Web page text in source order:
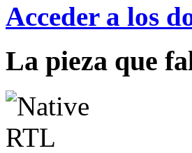
Acceder a los
La pieza que